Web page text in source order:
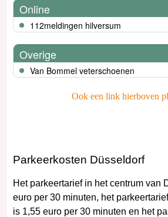
Online
112meldingen hilversum
Overige
Van Bommel veterschoenen
Ook een link hierboven
Parkeerkosten Düsseldorf
Het parkeertarief in het centrum van
euro per 30 minuten, het
is 1,55 euro per 30 minuten en het